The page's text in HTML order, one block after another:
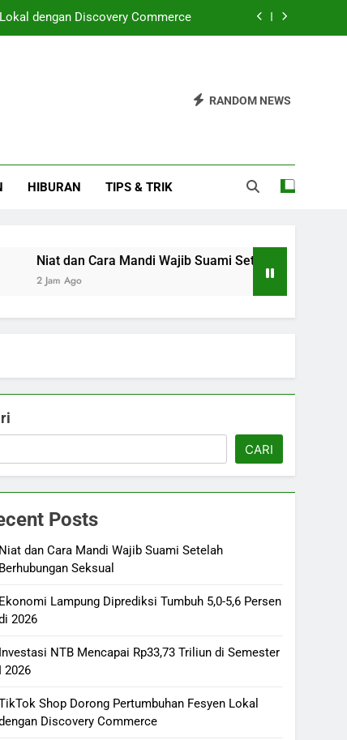
dengan Discovery Commerce
Tumbuh 5,0-5,6 Persen di 2026
Triliun di Semester I 2026
RANDOM NEWS
HIBURAN TIPS & TRIK
dan Cara Mandi Wajib Suami Setelah Berhubungan
CARI
Posts
Niat dan Cara Mandi Wajib Suami Setelah
Berhubungan Seksual
Ekonomi Lampung Diprediksi Tumbuh 5,0-5,6 Persen
2026
Investasi NTB Mencapai Rp33,73 Triliun di Semester
I 2026
Shop Dorong Pertumbuhan Fesyen Lokal
Discovery Commerce